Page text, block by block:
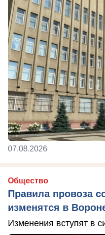
07.08.2026
Общество
Правила провоза
изменятся в
Изменения вступят в